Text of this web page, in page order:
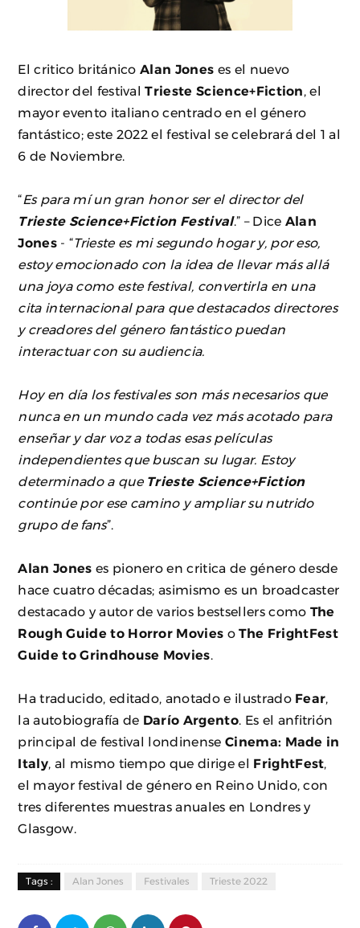
El critico británico Alan Jones es el nuevo
director del festivalTrieste Science+Fiction , el
mayor evento italiano centrado en el género
fantástico; este 2022 el festival se celebrará del 1 al
6 de Noviembre.
“Es para mí un gran honor ser el director del
Trieste Science+Fiction Festival.” – Dice Alan
Jones - “Trieste es mi segundo hogar y, por eso,
estoy emocionado con la idea de llevar más allá
una joya como este festival, convertirla en una
cita internacional para que destacados directores
y creadores del género fantástico puedan
interactuar con su audiencia.
Hoy en día los festivales son más necesarios que
nunca en un mundo cada vez más acotado para
enseñar y dar voz a todas esas películas
independientes que buscan su lugar. Estoy
determinado a que Trieste Science+Fiction
continúe por ese camino y ampliar su nutrido
grupo de fans”.
Alan Jones es pionero en critica de género desde
hace cuatro décadas; asimismo es un broadcaster
destacado y autor de varios bestsellers como The
Rough Guide to Horror Movies oThe FrightFest
Guide to Grindhouse Movies
Ha traducido, editado, anotado e ilustrado Fear
la autobiografía de Darío Argento. Es el anfitrión
principal de festival londinense Cinema: Made in
Italy , al mismo tiempo que dirige el FrightFest
el mayor festival de género en Reino Unido, con
tres diferentes muestras anuales en Londres y
Glasgow.
Tags : Alan Jones Festivales Trieste 2022